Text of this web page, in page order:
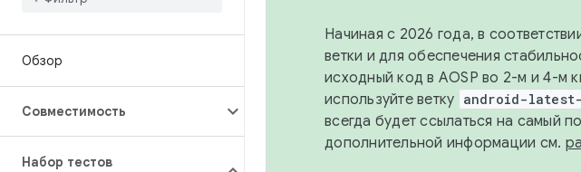
Обзор
Совместимость
Набор тестов
Начиная с 2026 года, в
ветки и для обеспечения
исходный код в AOSP во 2-м и 4-м
используйте ветку android-
всегда будет ссылаться на самый
дополнительной информации см.